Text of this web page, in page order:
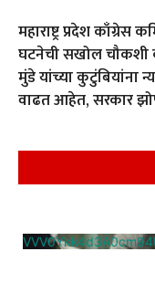
महाराष्ट्र प्रदेश
घटनेची सखोल चौकशी
मुंडे यांच्या कुटुंबियांना
वाढत आहेत, सरकार